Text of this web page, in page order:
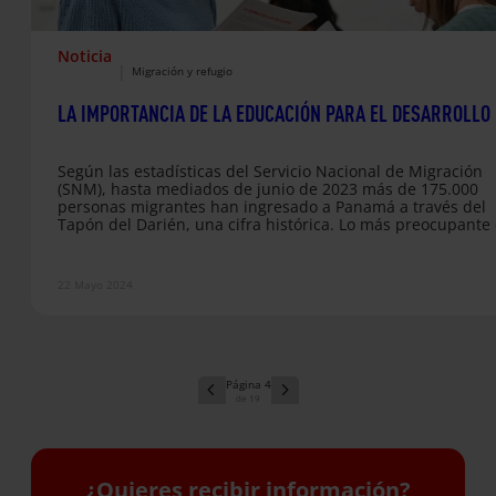
Noticia
Migración y refugio
LA IMPORTANCIA DE LA EDUCACIÓN PARA EL DESARROLLO
Según las estadísticas del Servicio Nacional de Migración
(SNM), hasta mediados de junio de 2023 más de 175.000
personas migrantes han ingresado a Panamá a través del
Tapón del Darién, una cifra histórica. Lo más preocupante
4
¿Quieres recibir información?